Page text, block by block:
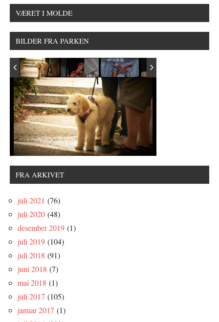
VÆRET I MOLDE
BILDER FRA PARKEN
FRA ARKIVET
juli 2021 (76)
juli 2020 (48)
desember 2019 (1)
juli 2019 (104)
juli 2018 (91)
juni 2018 (7)
mai 2018 (1)
juli 2017 (105)
januar 2017 (1)